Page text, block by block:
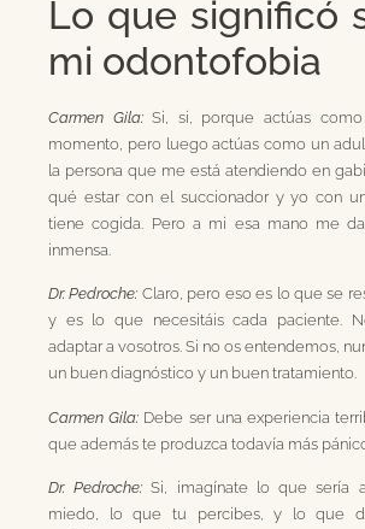
Lo que significó
mi odontofobia
Carmen Gila: Si, si, porque actúas
momento, pero luego actúas como un
la persona que me está atendiendo en
qué estar con el succionador y yo con
tiene cogida. Pero a mi esa mano me
inmensa.
Dr. Pedroche: Claro, pero eso es lo que se
y es lo que necesitáis cada paciente.
adaptar a vosotros. Si no os entendemos,
un buen diagnóstico y un buen tratamiento.
Carmen Gila: Debe ser una experiencia
que además te produzca todavía más
Dr. Pedroche: Si, imagínate lo que sería
miedo, lo que tu percibes, y lo que